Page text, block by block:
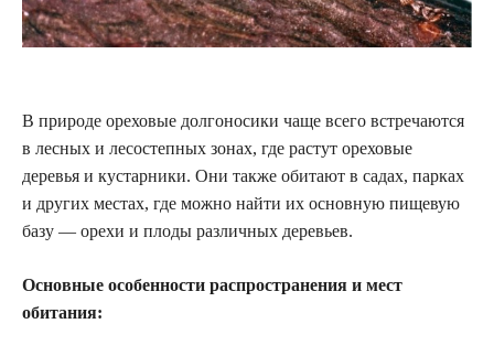
В природе ореховые долгоносики чаще всего встречаются
в лесных и лесостепных зонах, где растут ореховые
деревья и кустарники. Они также обитают в садах, парках
и других местах, где можно найти их основную пищевую
базу — орехи и плоды различных деревьев.
Основные особенности распространения и мест
обитания: